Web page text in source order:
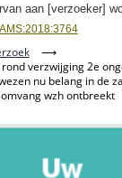
aan [verzoeker]
⟶
verzwijging 2e
nu belang in de
wzh ontbreekt